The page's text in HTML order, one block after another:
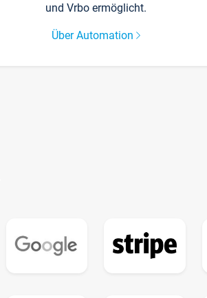
und Vrbo ermöglicht.
Über Automation